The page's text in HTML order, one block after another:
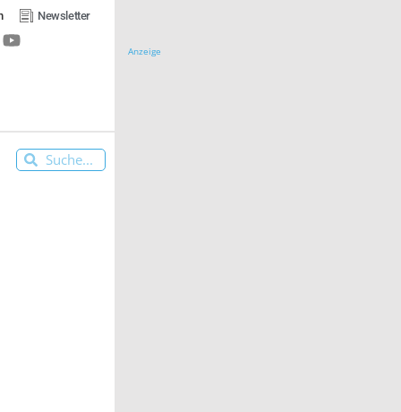
Newsletter
Anzeige